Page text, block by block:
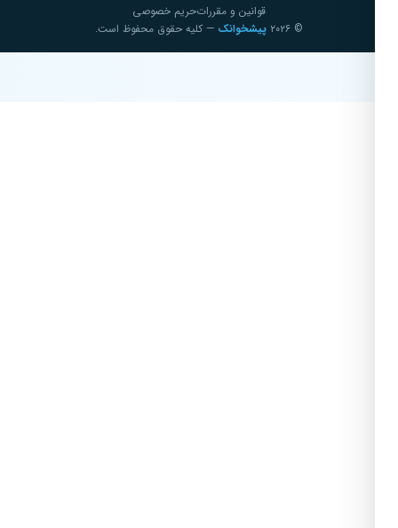
قوانین و مقرراتحریم خصوصی
پیشخوانک— کلیه حقوق محفوظ است.